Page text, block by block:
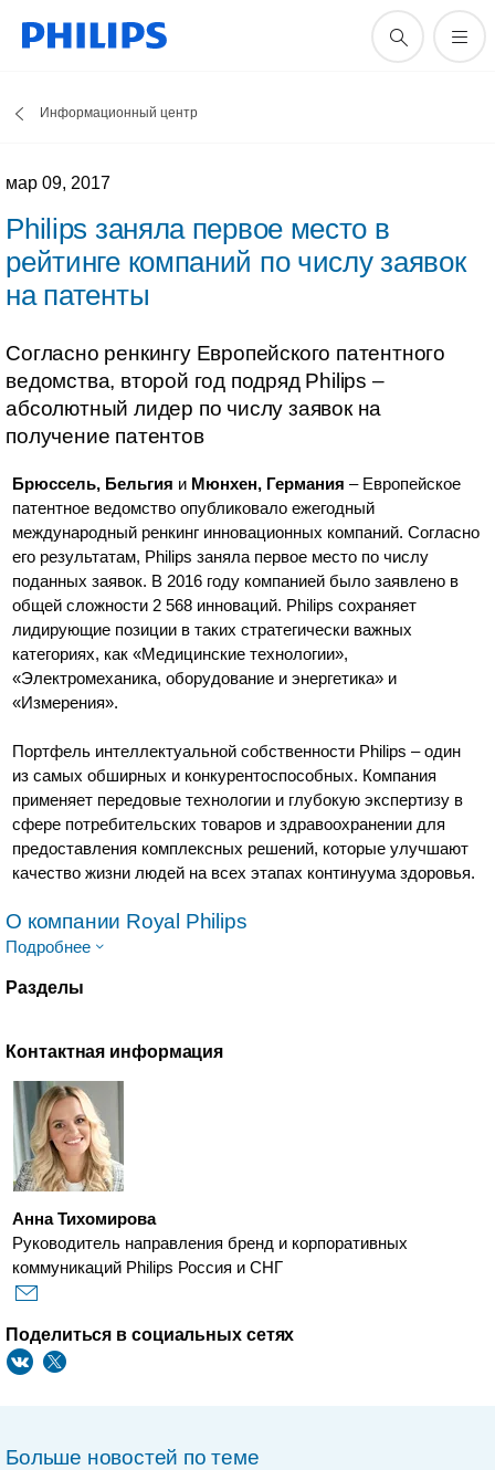
Информационный центр
мар 09, 2017
Philips заняла первое место в
рейтинге компаний по числу заявок
на патенты
Согласно ренкингу Европейского патентного
ведомства, второй год подряд Philips –
абсолютный лидер по числу заявок на
получение патентов
Брюссель, Бельгия и Мюнхен, Германия – Европейское
патентное ведомство опубликовало ежегодный
международный ренкинг инновационных компаний. Согласно
его результатам, Philips заняла первое место по числу
поданных заявок. В 2016 году компанией было заявлено в
общей сложности 2 568 инноваций. Philips сохраняет
лидирующие позиции в таких стратегически важных
категориях, как «Медицинские технологии»,
«Электромеханика, оборудование и энергетика» и
«Измерения».
Портфель интеллектуальной собственности Philips – один
из самых обширных и конкурентоспособных. Компания
применяет передовые технологии и глубокую экспертизу в
сфере потребительских товаров и здравоохранении для
предоставления комплексных решений, которые улучшают
качество жизни людей на всех этапах континуума здоровья.
О компании Royal Philips
Подробнее
Разделы
Контактная информация
Анна Тихомирова
Руководитель направления бренд и корпоративных
коммуникаций Philips Россия и СНГ
Поделиться в социальных сетях
Больше новостей по теме